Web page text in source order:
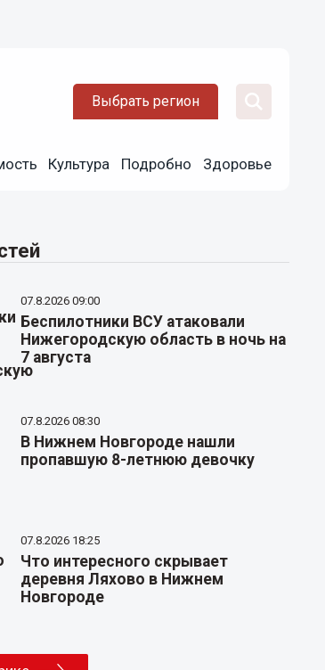
Выбрать регион
Культура Подробно Здоровье
07.8.2026 09:00
Беспилотники ВСУ атаковали
Нижегородскую область в ночь на
7 августа
07.8.2026 08:30
В Нижнем Новгороде нашли
пропавшую 8-летнюю девочку
07.8.2026 18:25
Что интересного скрывает
деревня Ляхово в Нижнем
Новгороде